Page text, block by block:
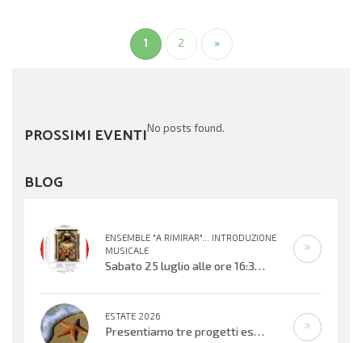
1 2 »
PROSSIMI EVENTINo posts found.
BLOG
ENSEMBLE "A RIMIRAR"... INTRODUZIONE
MUSICALE
Sabato 25 luglio alle ore 16:30 verrà inaugurata la mostra organizzata dal Centro Biblioteca Comunale presso il Palazzo “Suore
ESTATE 2026
Presentiamo tre progetti estivi che si svolgeranno nell’ultima settimana di